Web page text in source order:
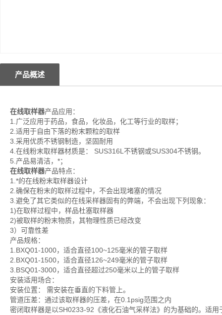
产品概述
在线取样器产品应用：
1.广泛应用于药品，食品，化妆品，化工等行业的取样；
2.适用于自由下落的粉末颗粒的取样
3.采用优质不锈钢制造，坚固耐用
4.在线粉末取样器材质是： SUS316L不锈钢或SUS304不锈钢。
5.产品易清洁，*；
在线取样器产品特点：
1.*的在线粉末取样器设计
2.确保在粉末的取样过程中，不会出现堵塞的情况
3.避免了其它类似的在线采样器固有的弊端，不会出现下列现象：
1)在取样过程中，样品杜塞取样器
2)被取样的粉末物质，其物理性质已经改变
3）可靠性差
产品规格：
1.BXQ01-1000，适合直径100~125毫米的管子取样
2.BXQ01-1500，适合直径126~249毫米的管子取样
3.BSQ01-3000，适合直径超过250毫米以上的管子取样
安装适用场合：
安装位置： 需安装在垂直的下料管上。
管道压差：通过该取样器的压差，在0.1psig范围之内
密闭取样器是以SH0233-92《液化石油气采样法》的为基础的。适